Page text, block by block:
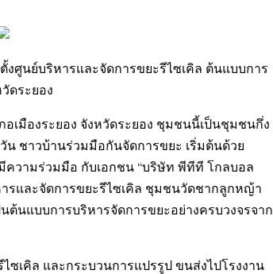
ศูนย์บริหารและจัดการขยะรีไซเคิล ต้นแบบการ
ดระยอง
เมืองระยอง จังหวัดระยอง ชุมชนนี้เป็นชุมชนกึ่ง
ชาวบ้านร่วมมือกันจัดการขยะ เริ่มต้นด้วย
วามร่วมมือ กับเอกชน “บริษัท พีทีที โกลบอล
รและจัดการขยะรีไซเคิล ชุมชนวัดชากลูกหญ้า
ต้นแบบการบริหารจัดการขยะอย่างครบวงจรจาก
ซเคิล และกระบวนการแปรรูป ขนส่งไปโรงงาน